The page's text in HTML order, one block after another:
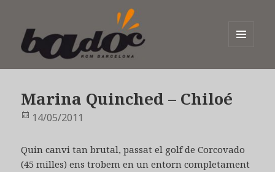
GINYS
Marina Quinched – Chiloé
Publicat
14/05/2011
Quin canvi tan brutal, passat el golf de Corcovado
(45 milles) ens trobem en un entorn completament